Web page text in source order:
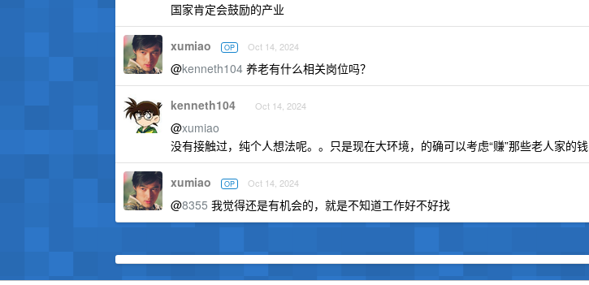
国家肯定会鼓励的产业
xumiao OP Oct 14, 2024
@kenneth104 养老有什么相关岗位吗？
kenneth104 Oct 14, 2024
@xumiao
没有接触过，纯个人想法呢。。只是现在大环境，的确可以考虑“赚”那些老人家的钱
xumiao OP Oct 14, 2024
@8355 我觉得还是有机会的，就是不知道工作好不好找